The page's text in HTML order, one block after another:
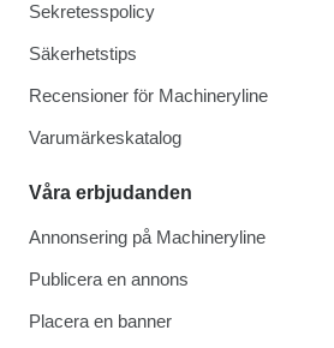
Sekretesspolicy
Säkerhetstips
Recensioner för Machineryline
Varumärkeskatalog
Våra erbjudanden
Annonsering på Machineryline
Publicera en annons
Placera en banner